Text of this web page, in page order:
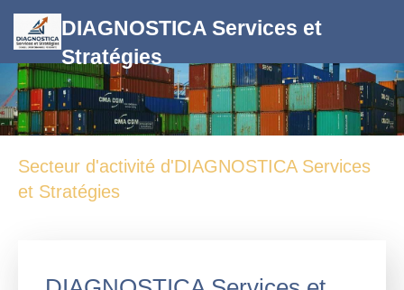
DIAGNOSTICA Services et
Stratégies
Secteur d'activité d'DIAGNOSTICA Services
et Stratégies